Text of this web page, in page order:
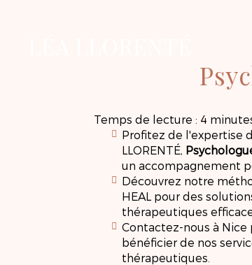
Temps de lecture : 4
Profitez de l'expertise
LLORENTÉ,
un accompagnement
Découvrez notre
HEAL pour des
thérapeutiques
Contactez-nous à Nice
bénéficier de nos
thérapeutiques.